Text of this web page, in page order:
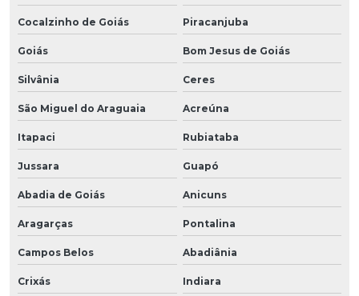
Cocalzinho de Goiás Piracanjuba
Goiás Bom Jesus de Goiás
Silvânia Ceres
São Miguel do Araguaia Acreúna
Itapaci Rubiataba
Jussara Guapó
Abadia de Goiás Anicuns
Aragarças Pontalina
Campos Belos Abadiânia
Crixás Indiara